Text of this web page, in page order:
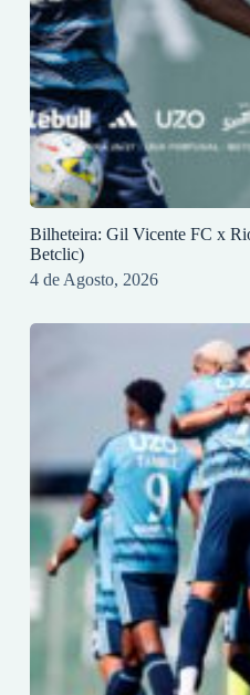
Bilheteira: Gil Vicente FC x
Betclic)
4 de Agosto, 2026